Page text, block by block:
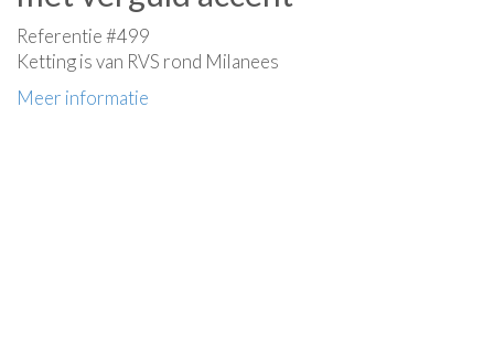
Referentie #499
Ketting is van RVS rond Milanees
Meer informatie